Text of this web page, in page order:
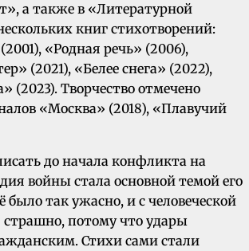
а также в «Литературной
книг стихотворений:
«Родная речь» (2006),
(2021), «Белее снега» (2022),
(2023). Творчество отмечено
«Москва» (2018), «Плавучий
до начала конфликта на
войны стала основной темой его
было так ужасно, и с человеческой
потому что удары
Стихи сами стали